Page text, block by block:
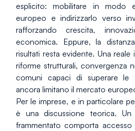
esplicito: mobilitare in modo
europeo e indirizzarlo verso
rafforzando crescita,
economica. Eppure, la
risultati resta evidente. Una reale
riforme strutturali, convergenza
comuni capaci di superare le
ancora limitano il mercato
Per le imprese, e in particolare
è una discussione teorica. Un
frammentato comporta accesso